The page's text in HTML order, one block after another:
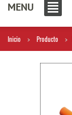
MENU
Inicio Producto